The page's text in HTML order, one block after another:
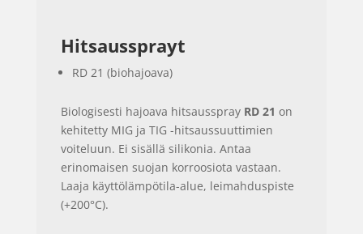
Hitsaussprayt
RD 21 (biohajoava)
Biologisesti hajoava hitsaussprayRD 21 on
kehitetty MIG ja TIG -hitsaussuuttimien
voiteluun. Ei sisällä silikonia. Antaa
erinomaisen suojan korroosiota vastaan.
Laaja käyttölämpötila-alue, leimahduspiste
(+200°C).